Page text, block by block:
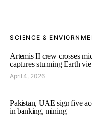
SCIENCE &
Artemis II crew crosses
captures stunning Earth
April 4, 2026
Pakistan, UAE sign five
in banking, mining